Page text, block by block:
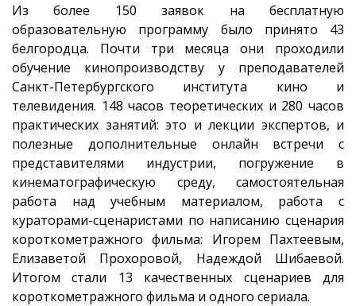
Из более 150 заявок на бесплатную
образовательную программу было принято 43
белгородца. Почти три месяца они проходили
обучение кинопроизводству у преподавателей
Санкт-Петербургского института кино и
телевидения. 148 часов теоретических и 280 часов
практических занятий: это и лекции экспертов, и
полезные дополнительные онлайн встречи с
представителями индустрии, погружение в
кинематографическую среду, самостоятельная
работа над учебным материалом, работа с
кураторами-сценаристами по написанию сценария
короткометражного фильма: Игорем Пахтеевым,
Елизаветой Прохоровой, Надеждой Шибаевой.
Итогом стали 13 качественных сценариев для
короткометражного фильма и одного сериала.